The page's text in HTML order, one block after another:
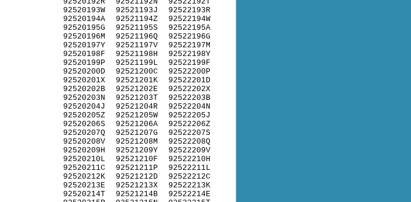
92520193W
92520194A
92520195G
92520196M
92520197Y
92520198F
92520199P
92520200D
92520201X
92520202B
92520203N
92520204J
92520205Z
92520206S
92520207Q
92520208V
92520209H
92520210L
92520211C
92520212K
92520213E
92520214T
92521193J
92521194Z
92521195S
92521196Q
92521197V
92521198H
92521199L
92521200C
92521201K
92521202E
92521203T
92521204R
92521205W
92521206A
92521207G
92521208M
92521209Y
92521210F
92521211P
92521212D
92521213X
92521214B
92522193R
92522194W
92522195A
92522196G
92522197M
92522198Y
92522199F
92522200P
92522201D
92522202X
92522203B
92522204N
92522205J
92522206Z
92522207S
92522208Q
92522209V
92522210H
92522211L
92522212C
92522213K
92522214E